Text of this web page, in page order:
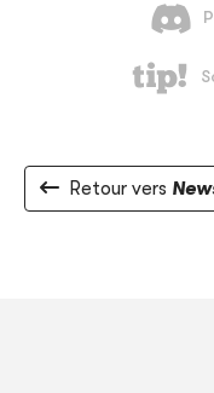
Retour vers